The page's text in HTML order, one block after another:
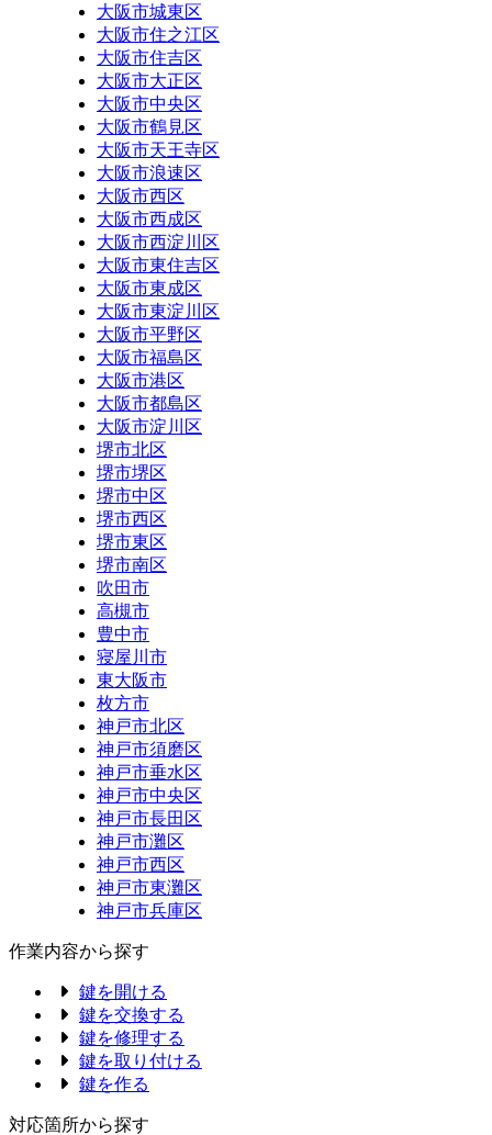
大阪市城東区
大阪市住之江区
大阪市住吉区
大阪市大正区
大阪市中央区
大阪市鶴見区
大阪市天王寺区
大阪市浪速区
大阪市西区
大阪市西成区
大阪市西淀川区
大阪市東住吉区
大阪市東成区
大阪市東淀川区
大阪市平野区
大阪市福島区
大阪市港区
大阪市都島区
大阪市淀川区
堺市北区
堺市堺区
堺市中区
堺市西区
堺市東区
堺市南区
吹田市
高槻市
豊中市
寝屋川市
東大阪市
枚方市
神戸市北区
神戸市須磨区
神戸市垂水区
神戸市中央区
神戸市長田区
神戸市灘区
神戸市西区
神戸市東灘区
神戸市兵庫区
作業内容から探す
鍵を開ける
鍵を交換する
鍵を修理する
鍵を取り付ける
鍵を作る
対応箇所から探す